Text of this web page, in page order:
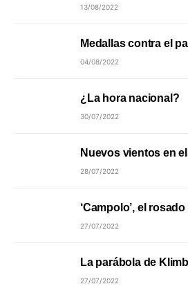
13/08/2022
Medallas contra el
04/08/2022
¿La hora nacional?
30/07/2022
Nuevos vientos en
28/07/2022
‘Campolo’, el
27/07/2022
La parábola de
27/07/2022